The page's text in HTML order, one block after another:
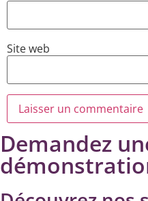
Site web
Demandez